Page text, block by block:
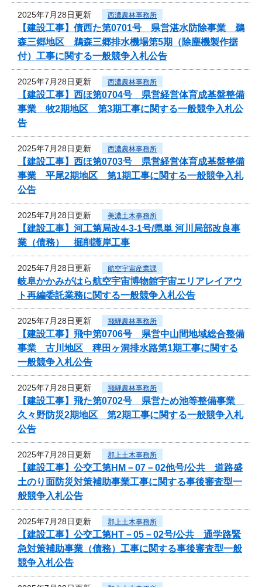
2025年7月28日更新 西濃農林事務所
【建設工事】債西た第0701号 県営湛水防除事業 鵜
森三郷地区 鵜森三郷排水機場第5期（除塵機製作据
付）工事に関する一般競争入札公告
2025年7月28日更新 西濃農林事務所
【建設工事】西ほ第0704号 県営経営体育成基盤整備
事業 牧2期地区 第3期工事に関する一般競争入札公
告
2025年7月28日更新 西濃農林事務所
【建設工事】西ほ第0703号 県営経営体育成基盤整備
事業 平尾2期地区 第1期工事に関する一般競争入札
公告
2025年7月28日更新 美濃土木事務所
【建設工事】河工第局改4-3-1号/県単 河川局部改良事
業（債務） 掘削護岸工事
2025年7月28日更新 航空宇宙産業課
岐阜かかみがはら航空宇宙博物館宇宙エリアレイアウ
ト再編委託業務に関する一般競争入札公告
2025年7月28日更新 飛騨農林事務所
【建設工事】飛中第0706号 県営中山間地域総合整備
事業 古川地区 稗田ヶ洞排水路第1期工事に関する
一般競争入札公告
2025年7月28日更新 飛騨農林事務所
【建設工事】飛た第0702号 県営ため池等整備事業
久々野防災2期地区 第2期工事に関する一般競争入札
公告
2025年7月28日更新 郡上土木事務所
【建設工事】公交工第HM－07－02他号/公共 道路盛
土のり面防災対策補助事業工事に関する事後審査型一
般競争入札公告
2025年7月28日更新 郡上土木事務所
【建設工事】公交工第HT－05－02号/公共 通学路緊
急対策補助事業（債務）工事に関する事後審査型一般
競争入札公告